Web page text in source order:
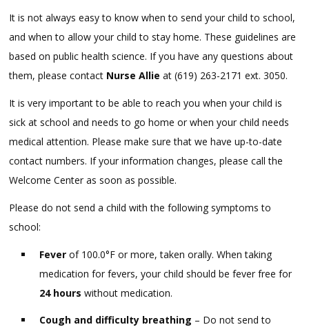
It is not always easy to know when to send your child to school,
and when to allow your child to stay home. These guidelines are
based on public health science. If you have any questions about
them, please contact Nurse Allie at (619) 263-2171 ext. 3050.
It is very important to be able to reach you when your child is
sick at school and needs to go home or when your child needs
medical attention. Please make sure that we have up-to-date
contact numbers. If your information changes, please call the
Welcome Center as soon as possible.
Please do not send a child with the following symptoms to
school:
Fever of 100.0°F or more, taken orally. When taking
medication for fevers, your child should be fever free for
24 hours without medication.
Cough and difficulty breathing – Do not send to